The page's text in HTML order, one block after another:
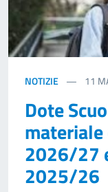
NOTIZIE 11
Dote
2026/27
2025/26